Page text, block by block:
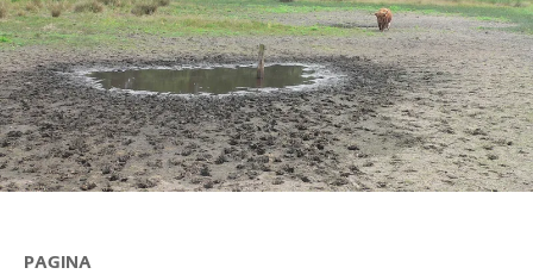
PAGINA